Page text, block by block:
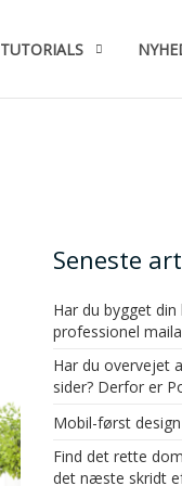
TUTORIALS
Seneste
Har du bygget
professionel
Har du overvejet
sider? Derfor er
Mobil-først
Find det rette
det næste skridt